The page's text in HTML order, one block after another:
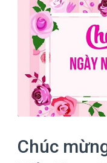
Chúc